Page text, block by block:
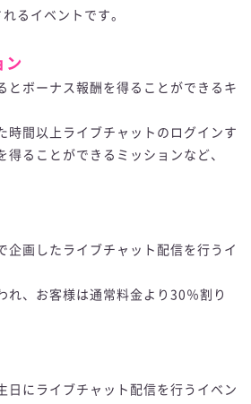
るイベントです。
ン
とボーナス報酬を得ることができるキ
時間以上ライブチャットのログインす
得ることができるミッションなど、
企画したライブチャット配信を行うイ
れ、お客様は通常料金より30％割り
日にライブチャット配信を行うイベン